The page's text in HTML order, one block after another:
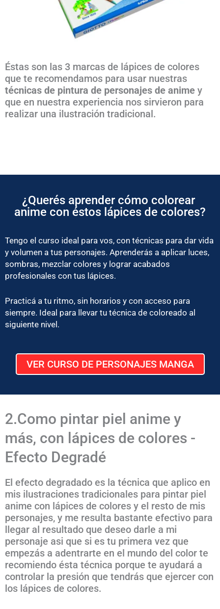
Éstas son las 3 marcas de lápices de colores
que te recomendamos para usar nuestras
técnicas de pintura de personajes de anime y
que en nuestra experiencia nos sirvieron para
realizar una ilustración tradicional.
¿Querés aprender cómo colorear
anime con éstos lápices de colores?
Tengo el curso ideal para vos, con técnicas para dar vida
y volumen a tus personajes. Aprenderás a aplicar luces,
sombras, mezclar colores y lograr acabados
profesionales con tus lápices.
Practicá a tu ritmo, sin horarios y con acceso para
siempre. Ideal para llevar tu técnica de coloreado al
siguiente nivel.
VER CURSO DE PERSONAJES MANGA
2.Como pintar piel anime y
más, con lápices de colores -
Efecto Degradé
El efecto degradado es la técnica que aplico en
mis ilustraciones tradicionales para pintar piel
anime con lápices de colores y el resto de mis
personajes, y me resulta bastante efectivo para
llegar al resultado que deseo darle a mi
personaje asi que si es tu primera vez que
empezás a adentrarte en el mundo del color te
recomiendo ésta técnica porque te ayudará a
controlar la presión que tendrás que ejercer con
los lápices de colores.